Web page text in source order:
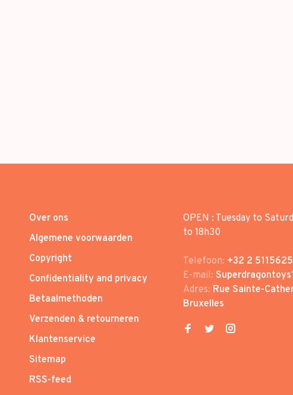
Over ons
Algemene voorwaarden
Copyright
Confidentiality and privacy
Betaalmethoden
Verzenden & retourneren
Klantenservice
Sitemap
RSS-feed
OPEN : Tuesday to
to 18h30
Telefoon: +32 2 5115625
E-mail:
Adres: Rue Sainte-
Bruxelles